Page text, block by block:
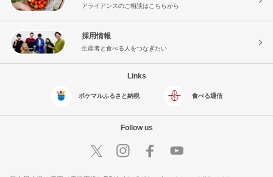
アライアンスのご相談はこちらから
採用情報
生産者と食べる人をつなぎたい
Links
ポケマルふるさと納税 食べる通信
Follow us